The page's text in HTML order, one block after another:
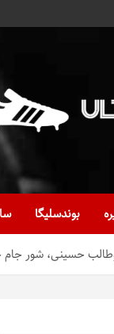
بوندسلیگا
حسینی، شور جام